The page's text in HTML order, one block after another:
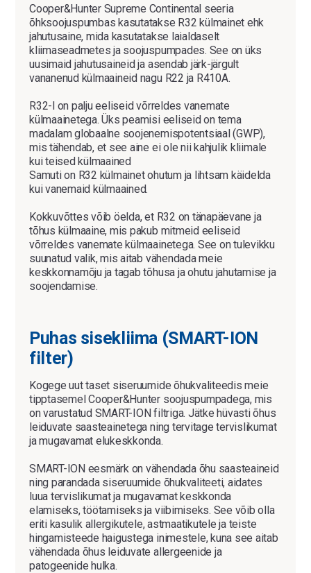
Cooper&Hunter Supreme Continental seeria
õhksoojuspumbas kasutatakse R32 külmainet ehk
jahutusaine, mida kasutatakse laialdaselt
kliimaseadmetes ja soojuspumpades. See on üks
uusimaid jahutusaineid ja asendab järk-järgult
vananenud külmaaineid nagu R22 ja R410A.
R32-l on palju eeliseid võrreldes vanemate
külmaainetega. Üks peamisi eeliseid on tema
madalam globaalne soojenemispotentsiaal (GWP),
mis tähendab, et see aine ei ole nii kahjulik kliimale
kui teised külmaained
Samuti on R32 külmainet ohutum ja lihtsam käidelda
kui vanemaid külmaained.
Kokkuvõttes võib öelda, et R32 on tänapäevane ja
tõhus külmaaine, mis pakub mitmeid eeliseid
võrreldes vanemate külmaainetega. See on tulevikku
suunatud valik, mis aitab vähendada meie
keskkonnamõju ja tagab tõhusa ja ohutu jahutamise ja
soojendamise.
Puhas sisekliima (SMART-ION
filter)
Kogege uut taset siseruumide õhukvaliteedis meie
tipptasemel Cooper&Hunter soojuspumpadega, mis
on varustatud SMART-ION filtriga. Jätke hüvasti õhus
leiduvate saasteainetega ning tervitage tervislikumat
ja mugavamat elukeskkonda.
SMART-ION eesmärk on vähendada õhu saasteaineid
ning parandada siseruumide õhukvaliteeti, aidates
luua tervislikumat ja mugavamat keskkonda
elamiseks, töötamiseks ja viibimiseks. See võib olla
eriti kasulik allergikutele, astmaatikutele ja teiste
hingamisteede haigustega inimestele, kuna see aitab
vähendada õhus leiduvate allergeenide ja
patogeenide hulka.